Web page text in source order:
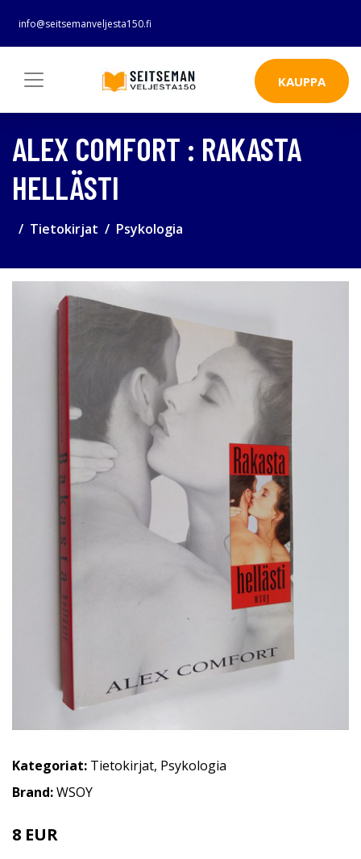
info@seitsemanveljesta150.fi
KAUPPA
ALEX COMFORT : RAKASTA
HELLÄSTI
Tietokirjat Psykologia
Kategoriat: Tietokirjat, Psykologia
Brand:WSOY
8 EUR